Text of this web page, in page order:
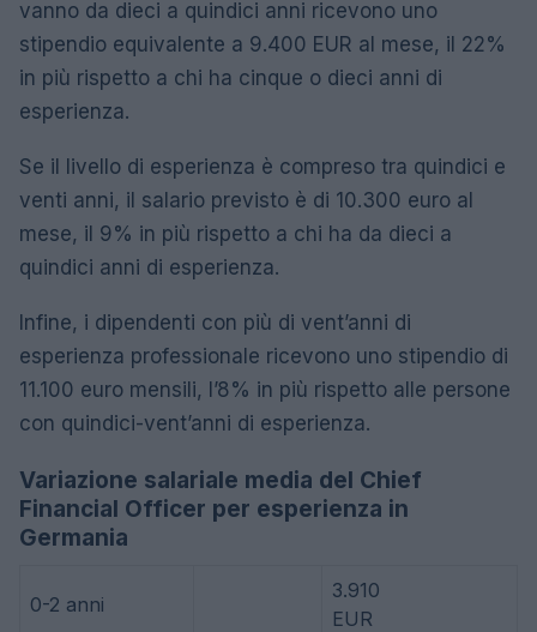
vanno da dieci a quindici anni ricevono uno
stipendio equivalente a 9.400 EUR al mese, il 22%
in più rispetto a chi ha cinque o dieci anni di
esperienza.
Se il livello di esperienza è compreso tra quindici e
venti anni, il salario previsto è di 10.300 euro al
mese, il 9% in più rispetto a chi ha da dieci a
quindici anni di esperienza.
Infine, i dipendenti con più di vent’anni di
esperienza professionale ricevono uno stipendio di
11.100 euro mensili, l’8% in più rispetto alle persone
con quindici-vent’anni di esperienza.
Variazione salariale media del Chief
Financial Officer per esperienza in
Germania
0-2 anni
3.910
EUR